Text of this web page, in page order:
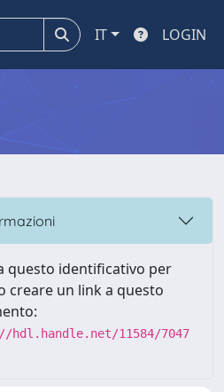
IT LOGIN
questo identificativo per
creare un link a questo
hdl.handle.net/11584/7047